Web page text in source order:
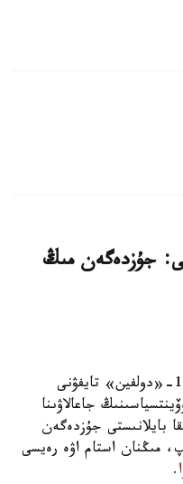
جۇزدەگەن مىڭ
استانا. KAZINFORM - بيىلعى 13-«دولفين» تايفۋنى
جاعالاۋىنا
بايلانىستى جۇزدەگەن
مىڭنان استام اۋە رەيسى
.